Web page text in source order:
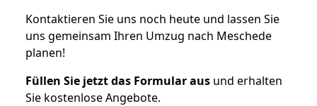
Kontaktieren Sie uns noch heute und lassen Sie
uns gemeinsam Ihren Umzug nach Meschede
planen!
Füllen Sie jetzt das Formular aus und erhalten
Sie kostenlose Angebote.